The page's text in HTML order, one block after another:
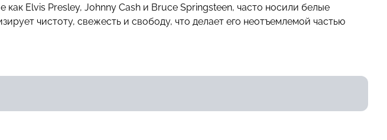
как Elvis Presley, Johnny Cash и Bruce Springsteen, часто носили белые
чистоту, свежесть и свободу, что делает его неотъемлемой частью